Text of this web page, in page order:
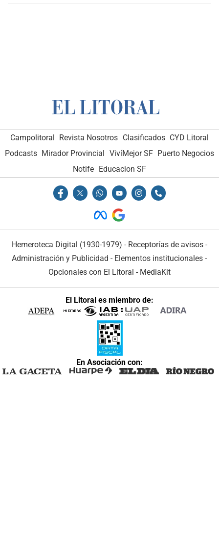
Campolitoral Revista Nosotros Clasificados CYD Litoral
Podcasts Mirador Provincial VivíMejor SF Puerto Negocios
Notife
Educacion SF
Hemeroteca Digital (1930-1979) - Receptorías de avisos -
Administración y Publicidad - Elementos institucionales -
Opcionales con El Litoral - MediaKit
El Litoral es miembro de:
En Asociación con: